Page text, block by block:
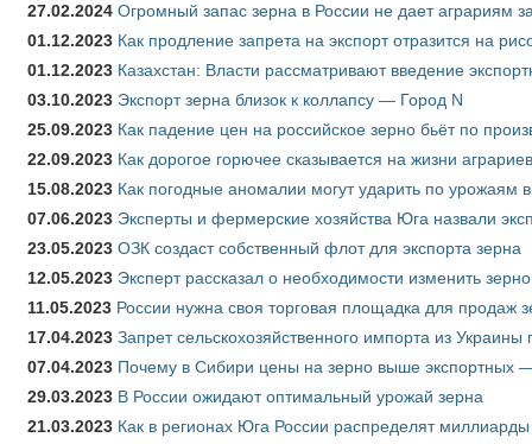
27.02.2024 Огромный запас зерна в России не дает аграриям
01.12.2023 Как продление запрета на экспорт отразится на
01.12.2023 Казахстан: Власти рассматривают введение
03.10.2023 Экспорт зерна близок к коллапсу — Город N
25.09.2023 Как падение цен на российское зерно бьёт по
22.09.2023 Как дорогое горючее сказывается на жизни аграриев
15.08.2023 Как погодные аномалии могут ударить по урожаям
07.06.2023 Эксперты и фермерские хозяйства Юга назвали
23.05.2023 ОЗК создаст собственный флот для экспорта зерна
12.05.2023 Эксперт рассказал о необходимости изменить
11.05.2023 России нужна своя торговая площадка для продаж
17.04.2023 Запрет сельскохозяйственного импорта из
07.04.2023 Почему в Сибири цены на зерно выше экспортных
29.03.2023 В России ожидают оптимальный урожай зерна
21.03.2023 Как в регионах Юга России распределят